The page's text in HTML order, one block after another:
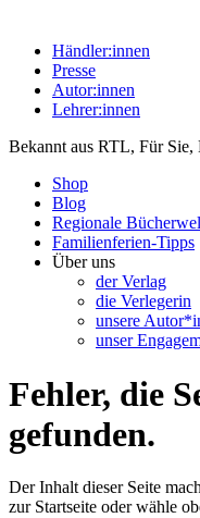
Händler:innen
Presse
Autor:innen
Lehrer:innen
Bekannt aus RTL, Für Sie,
Shop
Blog
Regionale
Familienferien-Tipps
Über uns
der Verlag
die Verlegerin
unsere
unser
Fehler, die
gefunden.
Der Inhalt dieser Seite
zur Startseite oder wähle